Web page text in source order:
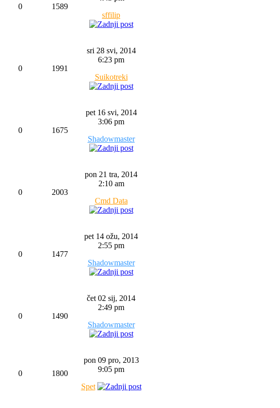
0 1589
sffilip
0 1991
sri 28 svi, 2014
6:23 pm
Suikotreki
0 1675
pet 16 svi, 2014
3:06 pm
Shadowmaster
0 2003
pon 21 tra, 2014
2:10 am
Cmd Data
0 1477
pet 14 ožu, 2014
2:55 pm
Shadowmaster
0 1490
čet 02 sij, 2014
2:49 pm
Shadowmaster
0 1800
pon 09 pro, 2013
9:05 pm
Spet